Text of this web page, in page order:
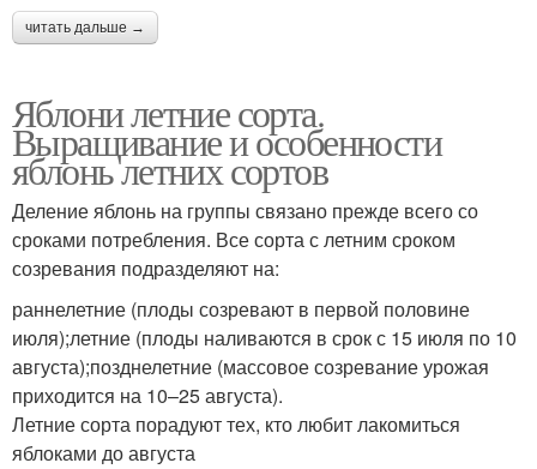
читать дальше →
Яблони летние сорта.
Выращивание и особенности
яблонь летних сортов
Деление яблонь на группы связано прежде всего со
сроками потребления. Все сорта с летним сроком
созревания подразделяют на:
раннелетние (плоды созревают в первой половине
июля);летние (плоды наливаются в срок с 15 июля по 10
августа);позднелетние (массовое созревание урожая
приходится на 10–25 августа).
Летние сорта порадуют тех, кто любит лакомиться
яблоками до августа